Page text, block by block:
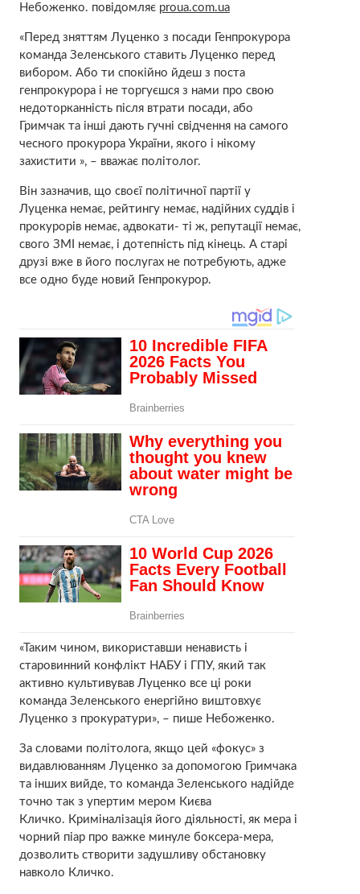
Небоженко. повідомляє proua.com.ua
«Перед зняттям Луценко з посади Генпрокурора
команда Зеленського ставить Луценко перед
вибором. Або ти спокійно йдеш з поста
генпрокурора і не торгуєшся з нами про свою
недоторканність після втрати посади, або
Гримчак та інші дають гучні свідчення на самого
чесного прокурора України, якого і нікому
захистити », – вважає політолог.
Він зазначив, що своєї політичної партії у
Луценка немає, рейтингу немає, надійних суддів і
прокурорів немає, адвокати- ті ж, репутації немає,
свого ЗМІ немає, і дотепність під кінець. А старі
друзі вже в його послугах не потребують, адже
все одно буде новий Генпрокурор.
«Таким чином, використавши ненависть і
старовинний конфлікт НАБУ і ГПУ, який так
активно культивував Луценко все ці роки
команда Зеленського енергійно виштовхує
Луценко з прокуратури», – пише Небоженко.
За словами політолога, якщо цей «фокус» з
видавлюванням Луценко за допомогою Гримчака
та інших вийде, то команда Зеленського надійде
точно так з упертим мером Києва
Кличко. Криміналізація його діяльності, як мера і
чорний піар про важке минуле боксера-мера,
дозволить створити задушливу обстановку
навколо Кличко.